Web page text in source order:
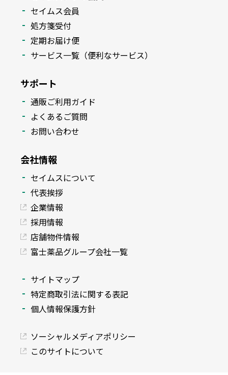
セイムス会員
処方箋受付
定期お届け便
サービス一覧（便利なサービス）
サポート
通販ご利用ガイド
よくあるご質問
お問い合わせ
会社情報
セイムスについて
代表挨拶
企業情報
採用情報
店舗物件情報
富士薬品グループ会社一覧
サイトマップ
特定商取引法に関する表記
個人情報保護方針
ソーシャルメディアポリシー
このサイトについて